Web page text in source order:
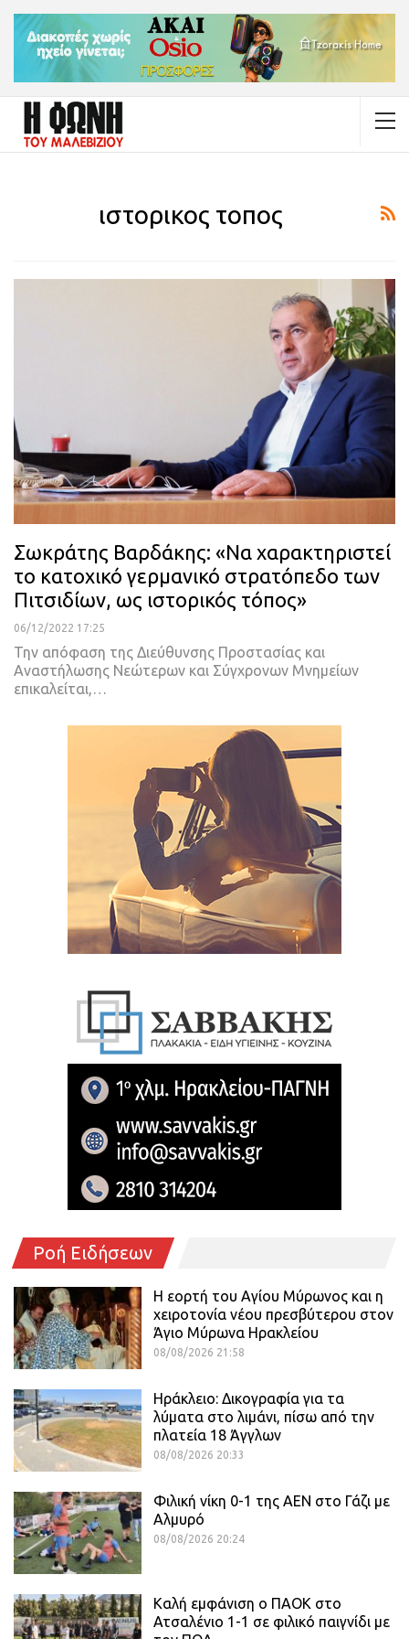
ιστορικος τοπος
Σωκράτης Βαρδάκης: «Να χαρακτηριστεί
το κατοχικό γερμανικό στρατόπεδο των
Πιτσιδίων, ως ιστορικός τόπος»
06/12/2022 17:25
Την απόφαση της Διεύθυνσης Προστασίας και
Αναστήλωσης Νεώτερων και Σύγχρονων Μνημείων
επικαλείται,…
Ροή Ειδήσεων
Η εορτή του Αγίου Μύρωνος και η
χειροτονία νέου πρεσβύτερου στον
Άγιο Μύρωνα Ηρακλείου
08/08/2026 21:58
Ηράκλειο: Δικογραφία για τα
λύματα στο λιμάνι, πίσω από την
πλατεία 18 Άγγλων
08/08/2026 20:33
Φιλική νίκη 0-1 της ΑΕΝ στο Γάζι με
Αλμυρό
08/08/2026 20:24
Καλή εμφάνιση ο ΠΑΟΚ στο
Ατσαλένιο 1-1 σε φιλικό παιγνίδι με